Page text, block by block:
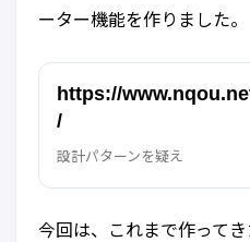
ーター機能を作りました。
https://
/
設計パターンを疑え
今回は、これまで作って